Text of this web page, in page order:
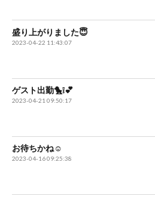
盛り上がりました😇
2023-04-22 11:43:07
ゲスト出勤🐤❕︎💕
2023-04-21 09:50:17
お待ちかね☺️
2023-04-16 09:25:38